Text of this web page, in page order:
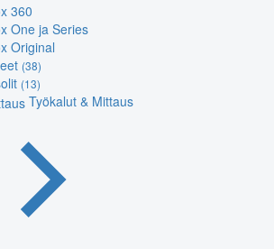
360
One ja Series
Original
(38)
(13)
Työkalut & Mittaus